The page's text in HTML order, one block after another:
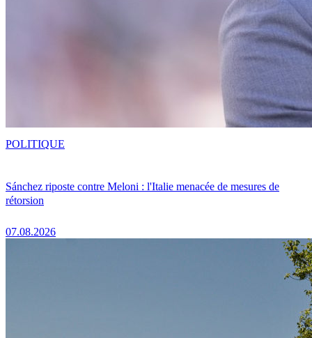
Sánchez riposte contre Meloni : l'Italie menacée de mesures de
rétorsion
07.08.2026
POLITIQUE